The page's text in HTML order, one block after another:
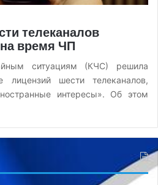
телеканалов
время ЧП
ситуациям (КЧС) решила
лицензий шести телеканалов,
интересы». Об этом